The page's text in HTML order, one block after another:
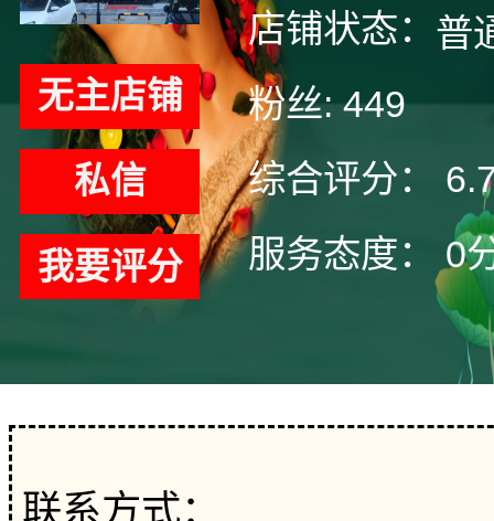
无主店铺
私信
我要评分
店铺状态： 普
粉丝: 449
综合评分：
服务态度：
0
联系方式：